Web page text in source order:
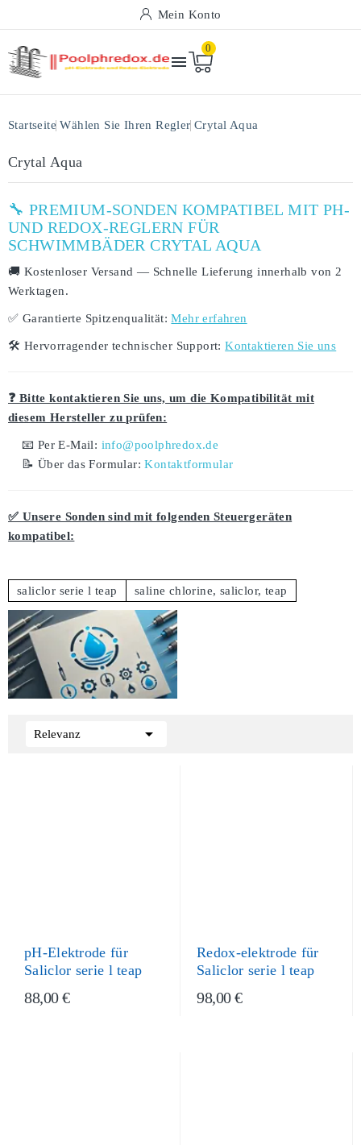
Mein Konto

0
Startseite Wählen Sie Ihren Regler Crytal Aqua
Crytal Aqua
🔧 PREMIUM-SONDEN KOMPATIBEL MIT PH-
UND REDOX-REGLERN FÜR
SCHWIMMBÄDER CRYTAL AQUA
🚚 Kostenloser Versand — Schnelle Lieferung innerhalb von 2
Werktagen.
✅ Garantierte Spitzenqualität: Mehr erfahren
🛠️ Hervorragender technischer Support: Kontaktieren Sie uns
❓ Bitte kontaktieren Sie uns, um die Kompatibilität mit
diesem Hersteller zu prüfen:
📧 Per E-Mail: info@poolphredox.de
📝 Über das Formular:Kontaktformular
✅ Unsere Sonden sind mit folgenden Steuergeräten
kompatibel:
saliclor serie l teap saline chlorine, saliclor, teap
Relevanz 
pH-Elektrode für
Saliclor serie l teap
88,00 €
Redox-elektrode für
Saliclor serie l teap
98,00 €